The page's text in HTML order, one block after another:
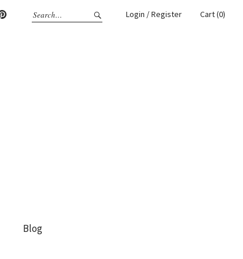
Login / Register Cart (0)
Blog